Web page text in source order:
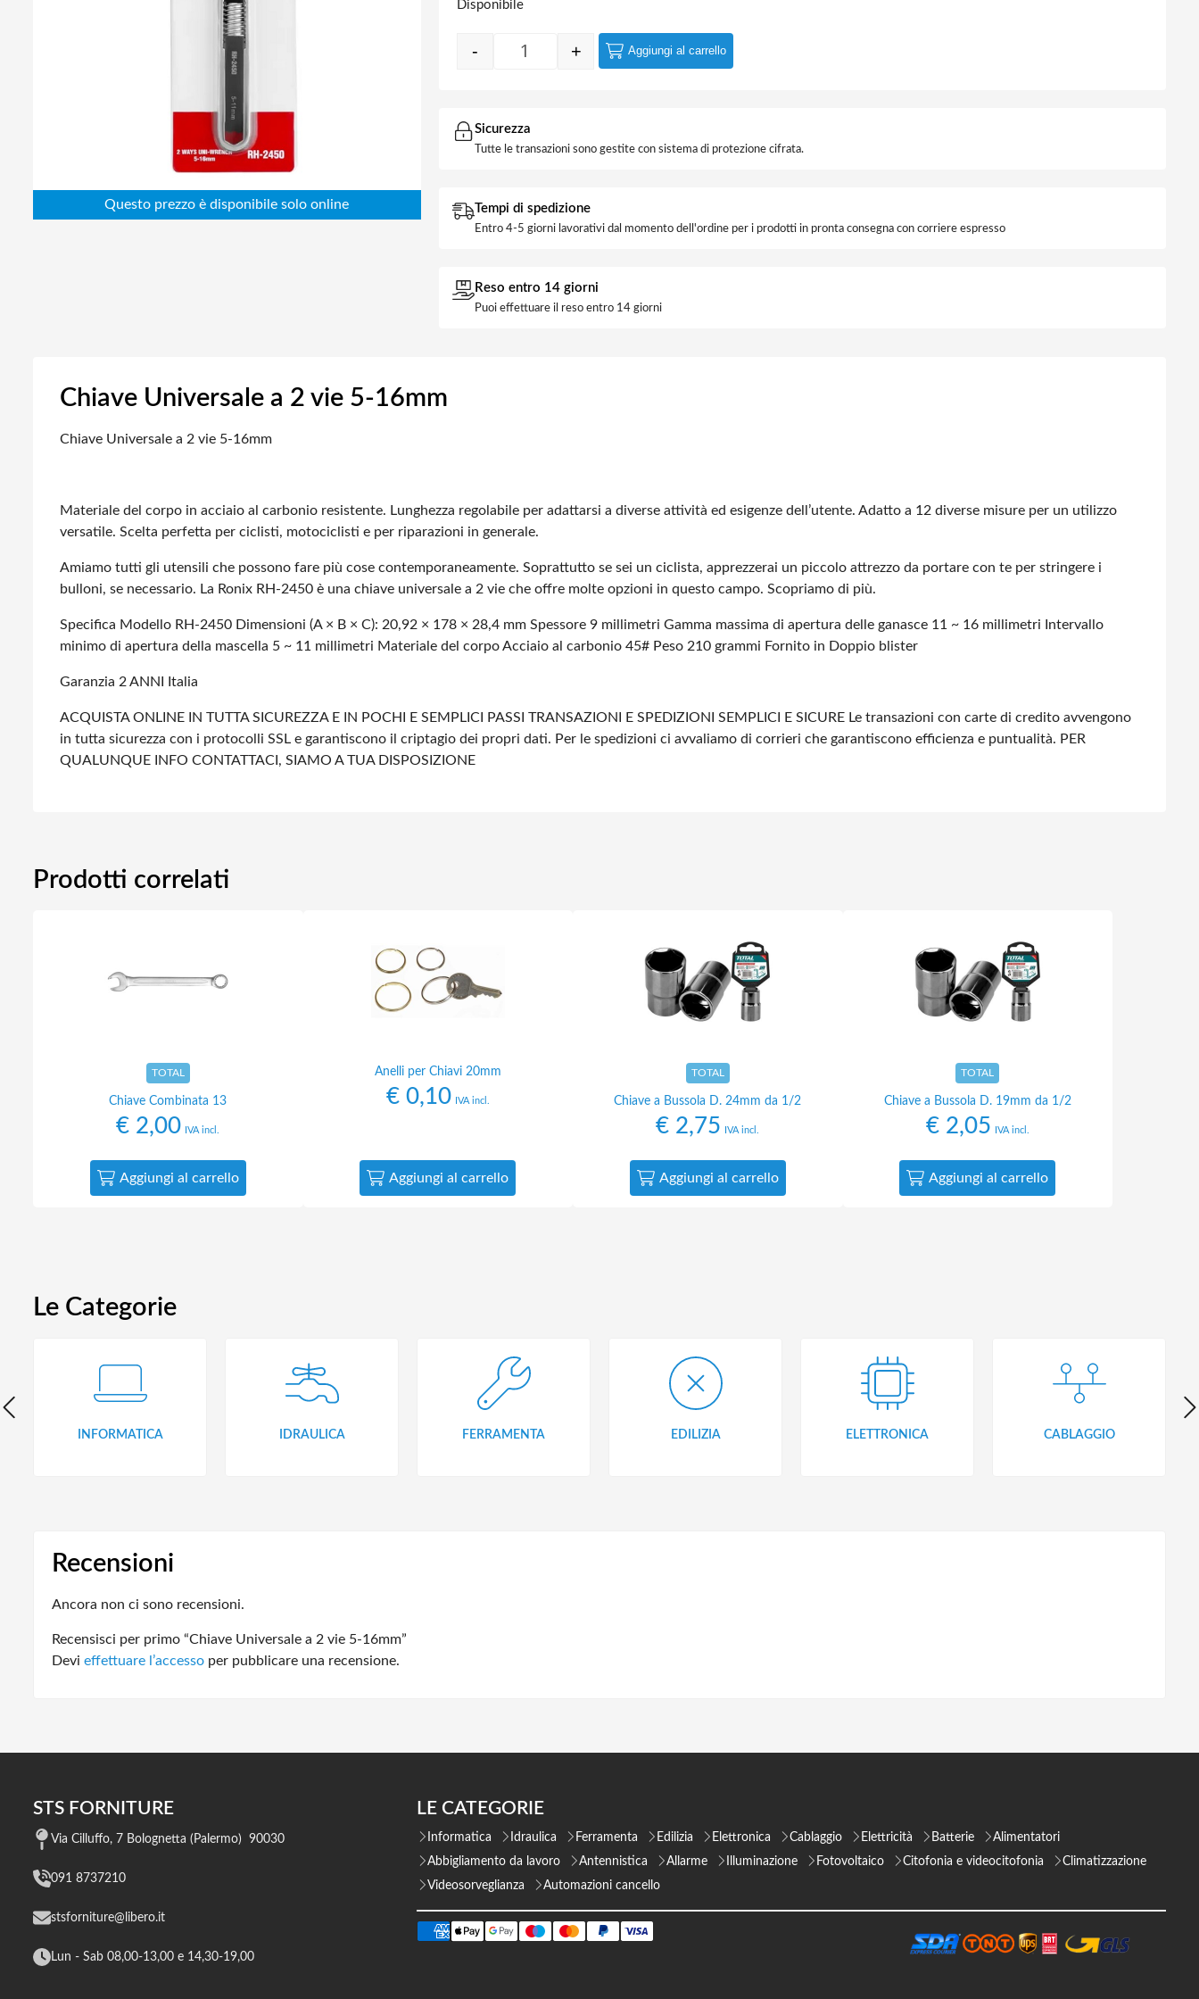
Edilizia
Disponibile
Chiave Universale a 2 vie 5-16mm quantità
- + Aggiungi al carrello
Sicurezza
Tutte le transazioni sono gestite con sistema di protezione cifrata.
Tempi di spedizione
Entro 4-5 giorni lavorativi dal momento dell'ordine per i prodotti in pronta consegna con corriere espresso
Reso entro 14 giorni
Puoi effettuare il reso entro 14 giorni
Chiave Universale a 2 vie 5-16mm
Chiave Universale a 2 vie 5-16mm
Materiale del corpo in acciaio al carbonio resistente. Lunghezza regolabile per adattarsi a diverse attività ed esigenze dell’utente. Adatto a 12 diverse misure per un utilizzo
versatile. Scelta perfetta per ciclisti, motociclisti e per riparazioni in generale.
Amiamo tutti gli utensili che possono fare più cose contemporaneamente. Soprattutto se sei un ciclista, apprezzerai un piccolo attrezzo da portare con te per stringere i
bulloni, se necessario. La Ronix RH-2450 è una chiave universale a 2 vie che offre molte opzioni in questo campo. Scopriamo di più.
Specifica Modello RH-2450 Dimensioni (A × B × C): 20,92 × 178 × 28,4 mm Spessore 9 millimetri Gamma massima di apertura delle ganasce 11 ~ 16 millimetri Intervallo
minimo di apertura della mascella 5 ~ 11 millimetri Materiale del corpo Acciaio al carbonio 45# Peso 210 grammi Fornito in Doppio blister
Garanzia 2 ANNI Italia
ACQUISTA ONLINE IN TUTTA SICUREZZA E IN POCHI E SEMPLICI PASSI TRANSAZIONI E SPEDIZIONI SEMPLICI E SICURE Le transazioni con carte di credito avvengono
in tutta sicurezza con i protocolli SSL e garantiscono il criptagio dei propri dati. Per le spedizioni ci avvaliamo di corrieri che garantiscono efficienza e puntualità. PER
QUALUNQUE INFO CONTATTACI, SIAMO A TUA DISPOSIZIONE
Prodotti correlati
TOTAL
Chiave Combinata 13
€ 2,00 IVA incl.
Aggiungi al carrello
Anelli per Chiavi 20mm
€0,10 IVA incl.
Aggiungi al carrello
TOTAL
Chiave a Bussola D. 24mm da 1/2
€ 2,75 IVA incl.
Aggiungi al carrello
TOTAL
Chiave a Bussola D. 19mm da 1/2
€2,05 IVA incl.
Aggiungi al carrello
Le Categorie
INFORMATICA IDRAULICA FERRAMENTA EDILIZIA ELETTRONICA CABLAGGIO
Recensioni
Ancora non ci sono recensioni.
Recensisci per primo “Chiave Universale a 2 vie 5-16mm”
Devi effettuare l’accesso per pubblicare una recensione.
STS FORNITURE
Via Cilluffo, 7 Bolognetta (Palermo) 90030
091 8737210
stsforniture@libero.it
Lun - Sab 08,00-13,00 e 14,30-19,00
LE CATEGORIE
Informatica Idraulica Ferramenta Edilizia Elettronica Cablaggio Elettricità Batterie
Alimentatori
Abbigliamento da lavoro
Antennistica Allarme Illuminazione Fotovoltaico Citofonia e videocitofonia
Climatizzazione
Videosorveglianza
Automazioni cancello